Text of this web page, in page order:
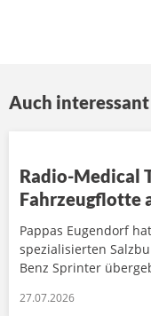
Auch interessant
Radio-Medical
Fahrzeugflotte
Pappas Eugendorf
spezialisierten
Benz Sprinter
27.07.2026